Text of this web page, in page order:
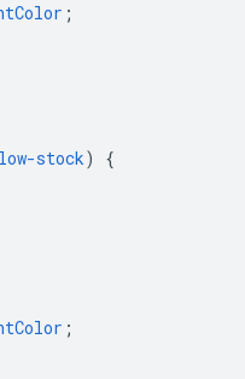
;
low-stock)
{
;